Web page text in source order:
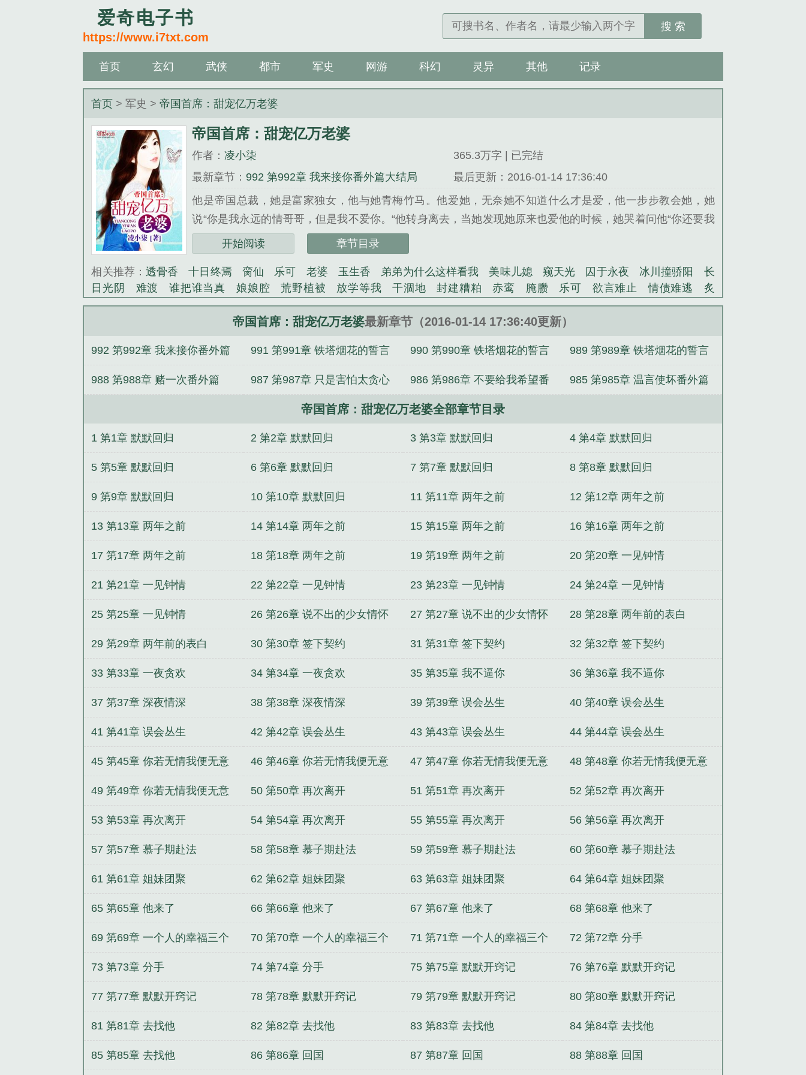
爱奇电子书
https://www.i7txt.com
搜 索
首页 玄幻 武侠 都市 军史 网游 科幻 灵异 其他 记录
首页 > 军史 >帝国首席：甜宠亿万老婆
帝国首席：甜宠亿万老婆
作者：凌小柒
365.3万字 | 已完结
最新章节： 992 第992章 我来接你番外篇大结局
最后更新：2016-01-14 17:36:40
他是帝国总裁，她是富家独女，他与她青梅竹马。他爱她，无奈她不知道什么才是爱，他一步步教会她，她
说“你是我永远的情哥哥，但是我不爱你。“他转身离去，当她发现她原来也爱他的时候，她哭着问他“你还要我
么？“他淡淡一笑“我爱了你整整一个曾经。“她泪如雨下，他继续说“我还要爱你整整一个未来。...
《帝国首席：甜宠亿万老婆》是凌小柒精心创作的军史类小说。
开始阅读 章节目录
相关推荐： 透骨香 十日终焉 脔仙 乐可 老婆 玉生香 弟弟为什么这样看我 美味儿媳 窥天光 囚于永夜 冰川撞骄阳
长
日光阴
难渡 谁把谁当真 娘娘腔 荒野植被 放学等我 干涸地 封建糟粕 赤鸾 腌臜 乐可 欲言难止 情债难逃
炙
野
覆雨翻云 欲女封 野火 撒野 沁桃 提灯看刺刀 易感 折腰 桃运无双 金麟岂是池中物 掌中的美母 破云2吞海
爱
偷偷藏不住 商野周颂 针锋对决 原来我是鲛人 医道风流 蜜汁樱桃
惊华
金银花露 幸臣 混乱家庭派对 想抱你 她的半纱裙 夏寻无望 夜奔 李兵沈思 沪上烟雨 玉荷 于青 酸果新痕
我
白鹭
帐中珠 青蛇缠腰 三人行 裴医生 青云红颜 难奴 恋爱日 折骨 一屋暗灯 心头血 带枪出巡 哥哥管教的日子
同
露水芙蓉 老书屋免费阅读 女生小说网 630阅读网
帝国首席甜宠亿万老婆安琪钟亦 帝国首席甜宠亿万老婆言情中文网
婆里面关于安琪
帝国首席甜宠亿万老婆好看吗 帝国首席甜宠亿万老婆人员介绍 帝国首席甜宠亿万老婆在哪看 帝国首席甜宠亿万
番外免费阅读
帝国首席甜宠亿万老婆 百度 帝国首席甜宠亿万老婆 在线阅读 帝国首席甜宠亿万老婆苏梓萱蓝斯
帝国首席甜宠亿
万老婆钟祯 帝国首席甜宠亿万老婆蔡晚晴喜欢谁 帝国首席甜宠亿万老婆 叶小瑜 帝国首席甜宠亿万老婆里女主是男主的第一个女
免费 帝国首席甜宠亿万老婆凌小柒 帝国首席甜宠亿万老婆是双洁吗 帝国首席甜宠亿万老婆类似的
帝国首席甜宠亿万老婆 免费
帝国首席甜宠亿万老婆笔趣阁
帝国首席甜宠亿万老婆txt免费 帝国首席甜宠亿万老婆 梅语中文 帝国首席甜宠亿万老婆安情
首席甜宠亿万老婆免费阅读全文
帝国首席甜宠亿万老婆百度 帝国首席甜宠亿万老婆完整版 全能召唤：绝色植灵师
去当导演
唐门新娘，女财阀的危险婚姻 侯门悍妻 蜜战100天，总裁太欺人 新婚燕尔，总裁老公不是人 妃常不乖，错惹蛇蝎冷
爱，总裁的蜜恋甜妻
弃妇重生在末世 大小姐的妖孽保镖 最强神兵 星际绝色祭司 我的手机里有美女 都市之最强
帝国首席：甜宠亿万老婆最新章节（2016-01-14 17:36:40更新）
992 第992章 我来接你番外篇
大结局
991 第991章 铁塔烟花的誓言
番外篇
990 第990章 铁塔烟花的誓言
番外篇
989 第989章 铁塔烟花的誓言
番外篇
988 第988章 赌一次番外篇 987 第987章 只是害怕太贪心 986 第986章 不要给我希望番
外篇
985 第985章 温言使坏番外篇
帝国首席：甜宠亿万老婆全部章节目录
1 第1章 默默回归 2 第2章 默默回归 3 第3章 默默回归 4 第4章 默默回归
5 第5章 默默回归 6 第6章 默默回归 7 第7章 默默回归 8 第8章 默默回归
9 第9章 默默回归 10 第10章 默默回归 11 第11章 两年之前 12 第12章 两年之前
13 第13章 两年之前 14 第14章 两年之前 15 第15章 两年之前 16 第16章 两年之前
17 第17章 两年之前 18 第18章 两年之前 19 第19章 两年之前 20 第20章 一见钟情
21 第21章 一见钟情 22 第22章 一见钟情 23 第23章 一见钟情 24 第24章 一见钟情
25 第25章 一见钟情 26 第26章 说不出的少女情怀 27 第27章 说不出的少女情怀 28 第28章 两年前的表白
29 第29章 两年前的表白 30 第30章 签下契约 31 第31章 签下契约 32 第32章 签下契约
33 第33章 一夜贪欢 34 第34章 一夜贪欢 35 第35章 我不逼你 36 第36章 我不逼你
37 第37章 深夜情深 38 第38章 深夜情深 39 第39章 误会丛生 40 第40章 误会丛生
41 第41章 误会丛生 42 第42章 误会丛生 43 第43章 误会丛生 44 第44章 误会丛生
45 第45章 你若无情我便无意 46 第46章 你若无情我便无意 47 第47章 你若无情我便无意 48 第48章 你若无情我便无意
49 第49章 你若无情我便无意 50 第50章 再次离开 51 第51章 再次离开 52 第52章 再次离开
53 第53章 再次离开 54 第54章 再次离开 55 第55章 再次离开 56 第56章 再次离开
57 第57章 慕子期赴法 58 第58章 慕子期赴法 59 第59章 慕子期赴法 60 第60章 慕子期赴法
61 第61章 姐妹团聚 62 第62章 姐妹团聚 63 第63章 姐妹团聚 64 第64章 姐妹团聚
65 第65章 他来了 66 第66章 他来了 67 第67章 他来了 68 第68章 他来了
69 第69章 一个人的幸福三个
人的心伤
70 第70章 一个人的幸福三个
人的心伤
71 第71章 一个人的幸福三个
人的心伤
72 第72章 分手
73 第73章 分手 74 第74章 分手 75 第75章 默默开窍记 76 第76章 默默开窍记
77 第77章 默默开窍记 78 第78章 默默开窍记 79 第79章 默默开窍记 80 第80章 默默开窍记
81 第81章 去找他 82 第82章 去找他 83 第83章 去找他 84 第84章 去找他
85 第85章 去找他 86 第86章 回国 87 第87章 回国 88 第88章 回国